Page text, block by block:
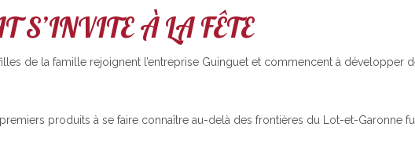
S’INVITE À LA FÊTE
de la famille rejoignent l’entreprise Guinguet et commencent à développer
produits à se faire connaître au-delà des frontières du Lot-et-Garonne